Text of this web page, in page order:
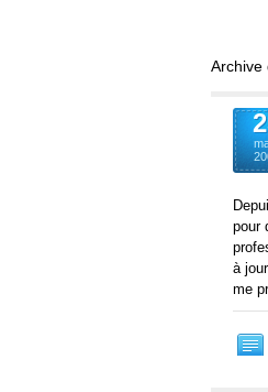
Archive
pour
à
me